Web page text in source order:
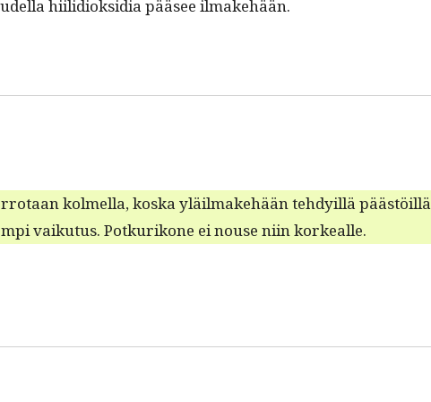
hiilid­iok­sidia pääsee ilmakehään.
kolmel­la, kos­ka yläil­make­hään tehdy­il­lä päästöil­lä
vaiku­tus. Potkurikone ei nouse niin korkealle.